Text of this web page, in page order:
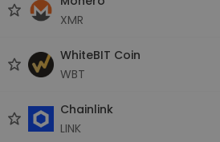
XMR
WhiteBIT Coin
WBT
Chainlink
LINK